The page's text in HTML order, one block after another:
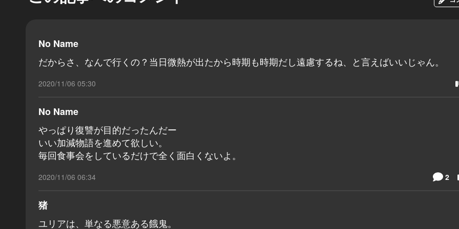
No Name
だからさ、なんで行くの？当日微熱が出たから時期も時期だし遠慮するね、と言えばいいじゃん。
2020/11/06 05:30
No Name
やっぱり復讐が目的だったんだー
いい加減物語を進めて欲しい。
毎回食事会をしているだけで全く面白くないよ。
2020/11/06 06:34 2
猪
ユリアは、単なる悪意ある餓鬼。